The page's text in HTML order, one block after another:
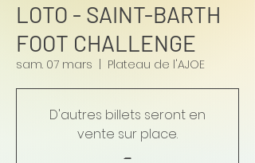
LOTO - SAINT-BARTH
FOOT CHALLENGE
sam. 07 mars Plateau de l'AJOE
D'autres billets seront en
vente sur place.
_